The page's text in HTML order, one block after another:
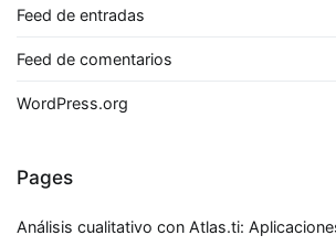
Feed de entradas
Feed de comentarios
WordPress.org
Pages
Análisis cualitativo con Atlas.ti: